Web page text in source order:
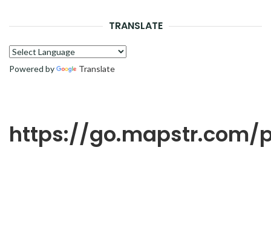
TRANSLATE
Powered by Translate
https://go.mapstr.com/